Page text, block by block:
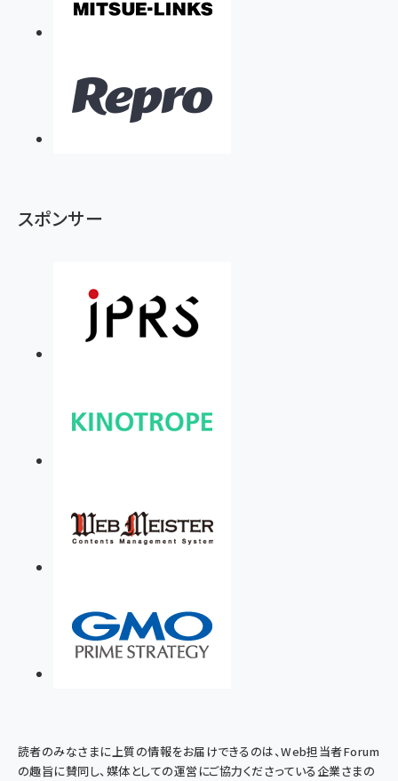
スポンサー
読者のみなさまに上質の情報をお届けできるのは、Web担当者Forum
の趣旨に賛同し、媒体としての運営にご協力くださっている企業さまの